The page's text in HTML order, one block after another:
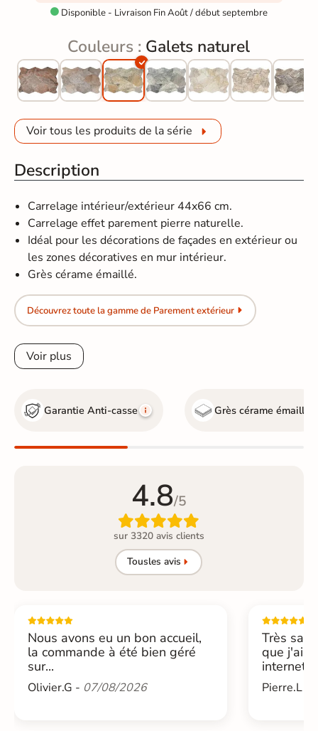
 Disponible - Livraison Fin Août / début septembre
Couleurs : Galets naturel
Voir tous les produits de la série
Description
Carrelage intérieur/extérieur 44x66 cm.
Carrelage effet parement pierre naturelle.
Idéal pour les décorations de façades en extérieur ou
les zones décoratives en mur intérieur.
Grès cérame émaillé.
Découvrez toute la gamme de Parement extérieur
Voir plus
Garantie Anti-casse Grès cérame émaillé
4.8/5

sur 3320 avis clients
Tousles avis
Nous avons eu un bon accueil,
la commande à été bien géré
sur...
Olivier.G - 07/08/2026
Très
que j'ai
internet....
Pierre.L -